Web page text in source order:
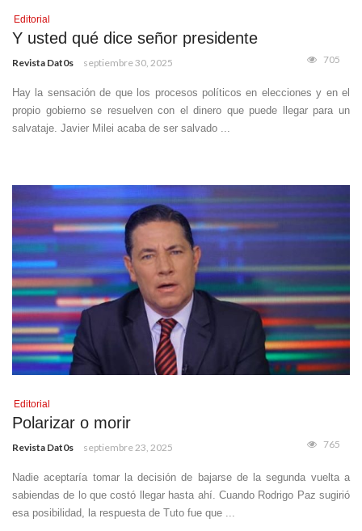
Editorial
Y usted qué dice señor presidente
Revista Dat0s septiembre 30, 2025 705
Hay la sensación de que los procesos políticos en elecciones y en el
propio gobierno se resuelven con el dinero que puede llegar para un
salvataje. Javier Milei acaba de ser salvado ...
Editorial
Polarizar o morir
Revista Dat0s septiembre 23, 2025 765
Nadie aceptaría tomar la decisión de bajarse de la segunda vuelta a
sabiendas de lo que costó llegar hasta ahí. Cuando Rodrigo Paz sugirió
esa posibilidad, la respuesta de Tuto fue que ...